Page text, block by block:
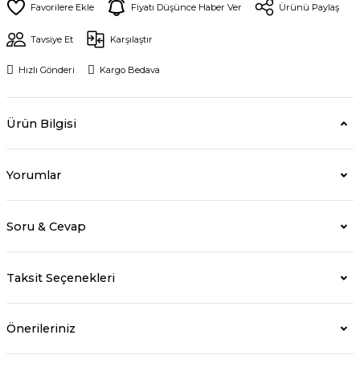
Fiyatı Düşünce Haber Ver Ürünü Paylaş
Tavsiye Et Karşılaştır
Hızlı Gönderi Kargo Bedava
Ürün Bilgisi
Yorumlar
Soru & Cevap
Taksit Seçenekleri
Önerileriniz